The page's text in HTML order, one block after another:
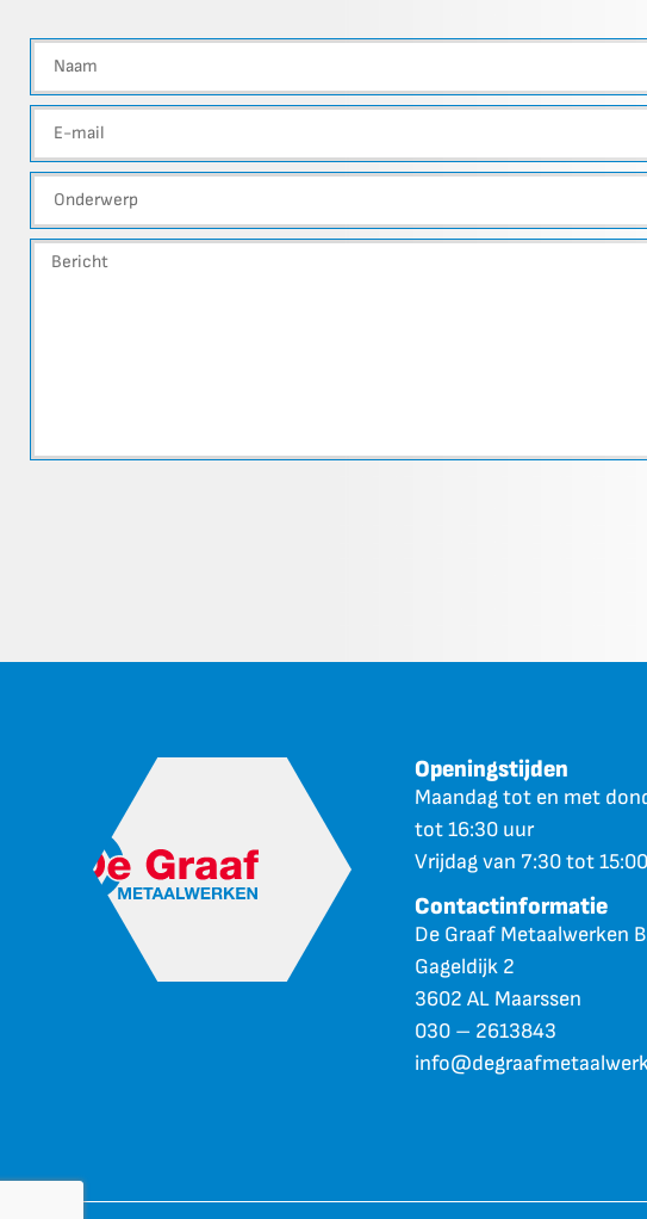
Openingstijden
Maandag tot en met
tot 16:30 uur
Vrijdag van 7:30 tot
Contactinformatie
De Graaf Metaalwerken
Gageldijk 2
3602 AL Maarssen
030 – 2613843